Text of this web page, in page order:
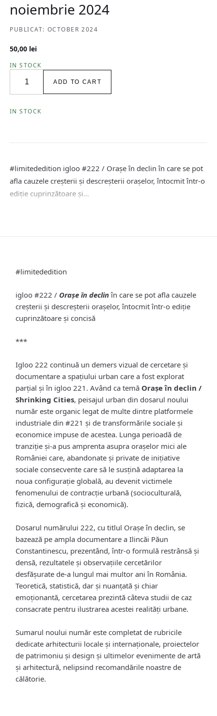
noiembrie 2024
PUBLICAT: OCTOBER 2024
50,00 lei
IN STOCK
/
Orașe
/
octombrie
-
ADD TO CART
IN STOCK
#limitededition igloo #222 / Orașe în declin în care se pot
afla cauzele creșterii și descreșterii orașelor, întocmit într-o
ediție cuprinzătoare și…
#limitededition
igloo #222 / Orașe în declinîn care se pot afla cauzele
creșterii și descreșterii orașelor, întocmit într-o ediție
cuprinzătoare și concisă
***
Igloo 222 continuă un demers vizual de cercetare și
documentare a spațiului urban care a fost explorat
parțial și în igloo 221. Având ca temă Orașe în declin /
Shrinking Cities, peisajul urban din dosarul noului
număr este organic legat de multe dintre platformele
industriale din #221 și de transformările sociale și
economice impuse de acestea. Lunga perioadă de
tranziție și-a pus amprenta asupra orașelor mici ale
României care, abandonate și private de inițiative
sociale consecvente care să le susțină adaptarea la
noua configurație globală, au devenit victimele
fenomenului de contracție urbană (socioculturală,
fizică, demografică și economică).
Dosarul numărului 222, cu titlul Orașe în declin, se
bazează pe ampla documentare a Ilincăi Păun
Constantinescu, prezentând, într-o formulă restrânsă și
densă, rezultatele și observațiile cercetărilor
desfășurate de-a lungul mai multor ani în România.
Teoretică, statistică, dar și nuanțată și chiar
emoționantă, cercetarea prezintă câteva studii de caz
consacrate pentru ilustrarea acestei realități urbane.
Sumarul noului număr este completat de rubricile
dedicate arhitecturii locale și internaționale, proiectelor
de patrimoniu și design și ultimelor evenimente de artă
și arhitectură, nelipsind recomandările noastre de
călătorie.